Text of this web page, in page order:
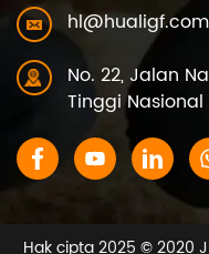
hl@hualigf.com
No. 22, Jalan
Tinggi Nasional
Hak cipta 2025 © 2020